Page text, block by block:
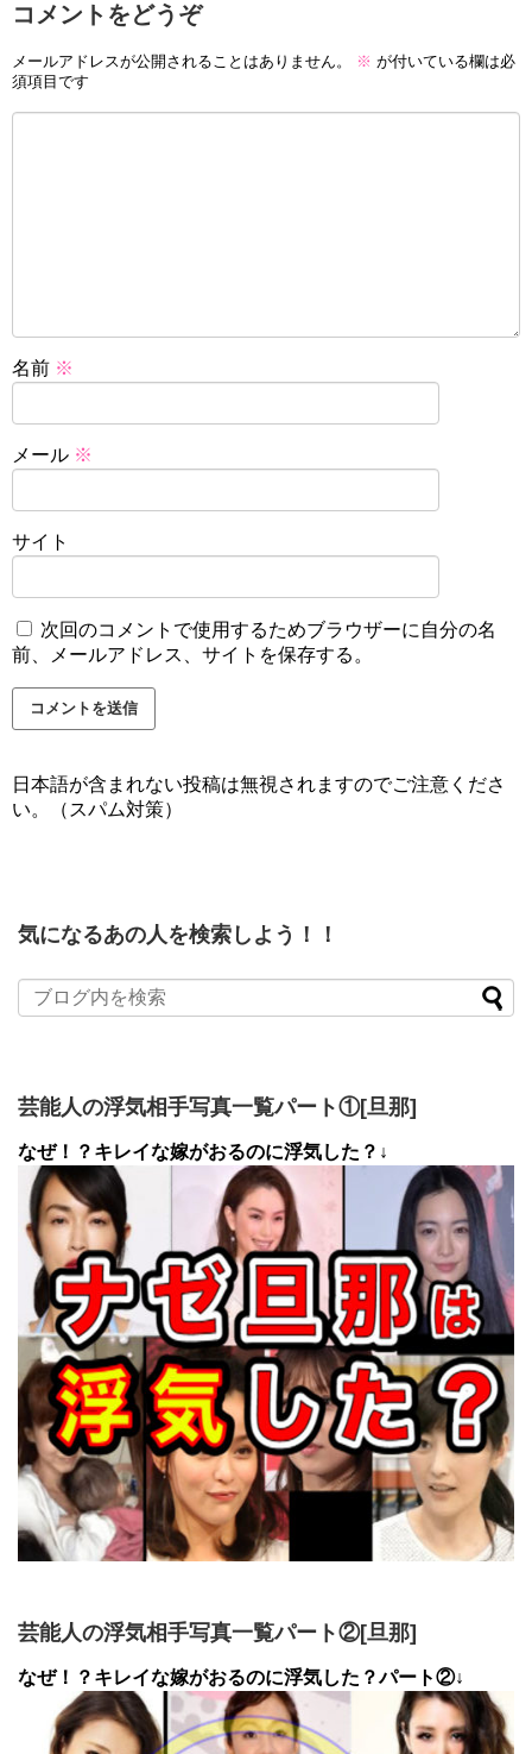
コメントをどうぞ
メールアドレスが公開されることはありません。 ※ が付いている欄は必
須項目です
名前 ※
メール ※
サイト
次回のコメントで使用するためブラウザーに自分の名
前、メールアドレス、サイトを保存する。
日本語が含まれない投稿は無視されますのでご注意くださ
い。（スパム対策）
気になるあの人を検索しよう！！
芸能人の浮気相手写真一覧パート①[旦那]
なぜ！？キレイな嫁がおるのに浮気した？↓
芸能人の浮気相手写真一覧パート②[旦那]
なぜ！？キレイな嫁がおるのに浮気した？パート②↓